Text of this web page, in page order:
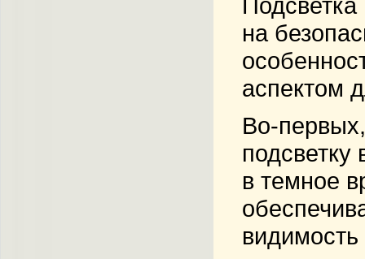
на
аспектом
Во-
в темное